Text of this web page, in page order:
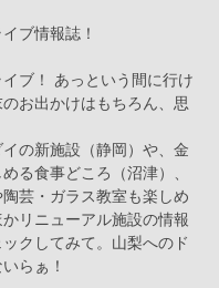
ブ情報誌！
ブ！ あっという間に行け
お出かけはもちろん、思
の新施設（静岡）や、金
る食事どころ（沼津）、
芸・ガラス教室も楽しめ
リニューアル施設の情報
クしてみて。山梨へのド
らぁ！